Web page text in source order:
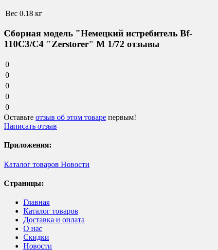
Вес 0.18 кг
Сборная модель "Немецкий истребитель Bf-
110C3/C4 "Zerstorer" М 1/72 отзывы
0
0
0
0
0
Оставьте отзыв об этом товаре первым!
Написать отзыв
Приложения:
Каталог товаров Новости
Страницы:
Главная
Каталог товаров
Доставка и оплата
О нас
Скидки
Новости